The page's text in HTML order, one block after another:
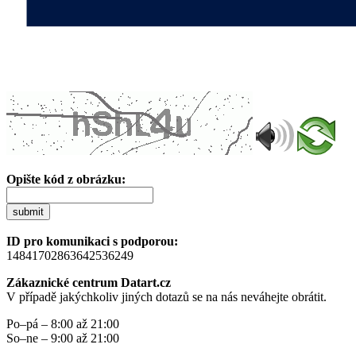
Opište kód z obrázku:
submit
ID pro komunikaci s podporou:
14841702863642536249
Zákaznické centrum Datart.cz
V případě jakýchkoliv jiných dotazů se na nás neváhejte obrátit.
Po–pá – 8:00 až 21:00
So–ne – 9:00 až 21:00